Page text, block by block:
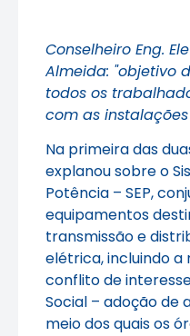
Conselheiro Eng.
Almeida: "objetivo
todos os
com as
Na primeira das
explanou sobre o
Potência – SEP,
equipamentos
transmissão e
elétrica, incluindo a
conflito de
Social – adoção de
meio dos quais os